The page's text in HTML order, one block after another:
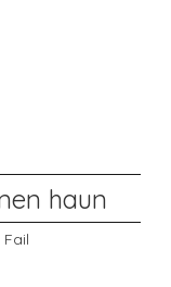
haun